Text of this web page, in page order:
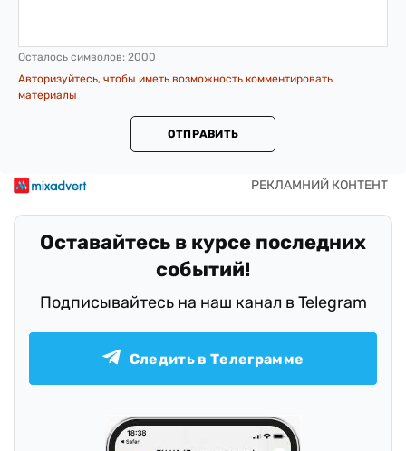
Осталось символов: 2000
Авторизуйтесь, чтобы иметь возможность комментировать
материалы
ОТПРАВИТЬ
Оставайтесь в курсе последних
событий!
Подписывайтесь на наш канал в Telegram
Следить в Телеграмме